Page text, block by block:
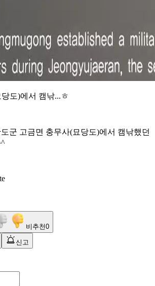
군 고금면 충무사(묘당도)에서 캠낚했던
비추천0
신고